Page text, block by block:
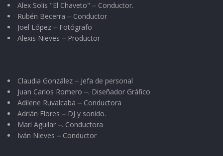
Alex Solis "El Chaveto" ⏤ Conductor.
Rubén Becerra ⏤ Conductor
Joel López ⏤ Fotógrafo
Alexis Nieves ⏤ Productor
Claudia González ⏤ Jefa de personal
Juan Carlos Romero ⏤. Diseñador Gráfico
Adilene Ruvalcaba ⏤ Conductora
Adrián Flores ⏤ DJ y sonido.
Mari Aguilar ⏤. Conductora
Iván Nieves ⏤ Conductor